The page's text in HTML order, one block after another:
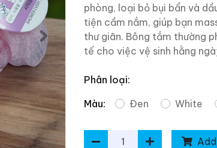
phòng, loại bỏ bụi bẩn và
tiện cầm nắm, giúp bạn
thư giãn. Bông tắm thường
tế cho việc vệ sinh hằng
Phân loại:
Màu:
Đen White